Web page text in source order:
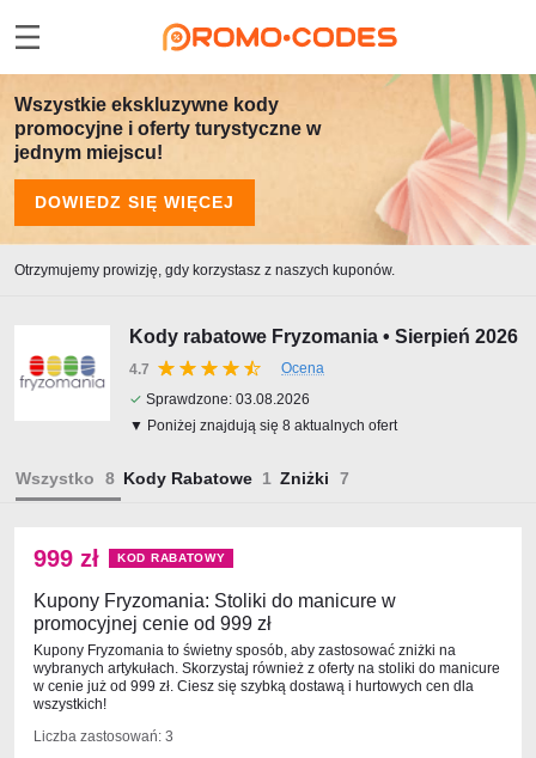
Wszystkie ekskluzywne kody
promocyjne i oferty turystyczne w
jednym miejscu!
DOWIEDZ SIĘ WIĘCEJ
Otrzymujemy prowizję, gdy korzystasz z naszych kuponów.
Kody rabatowe Fryzomania • Sierpień 2026
4.7
Ocena
✓ Sprawdzone: 03.08.2026
▼ Poniżej znajdują się 8 aktualnych ofert
Wszystko Kody Rabatowe Zniżki
999 zł KOD RABATOWY
Kupony Fryzomania: Stoliki do manicure w
promocyjnej cenie od 999 zł
Kupony Fryzomania to świetny sposób, aby zastosować zniżki na
wybranych artykułach. Skorzystaj również z oferty na stoliki do manicure
w cenie już od 999 zł. Ciesz się szybką dostawą i hurtowych cen dla
wszystkich!
Liczba zastosowań: 3